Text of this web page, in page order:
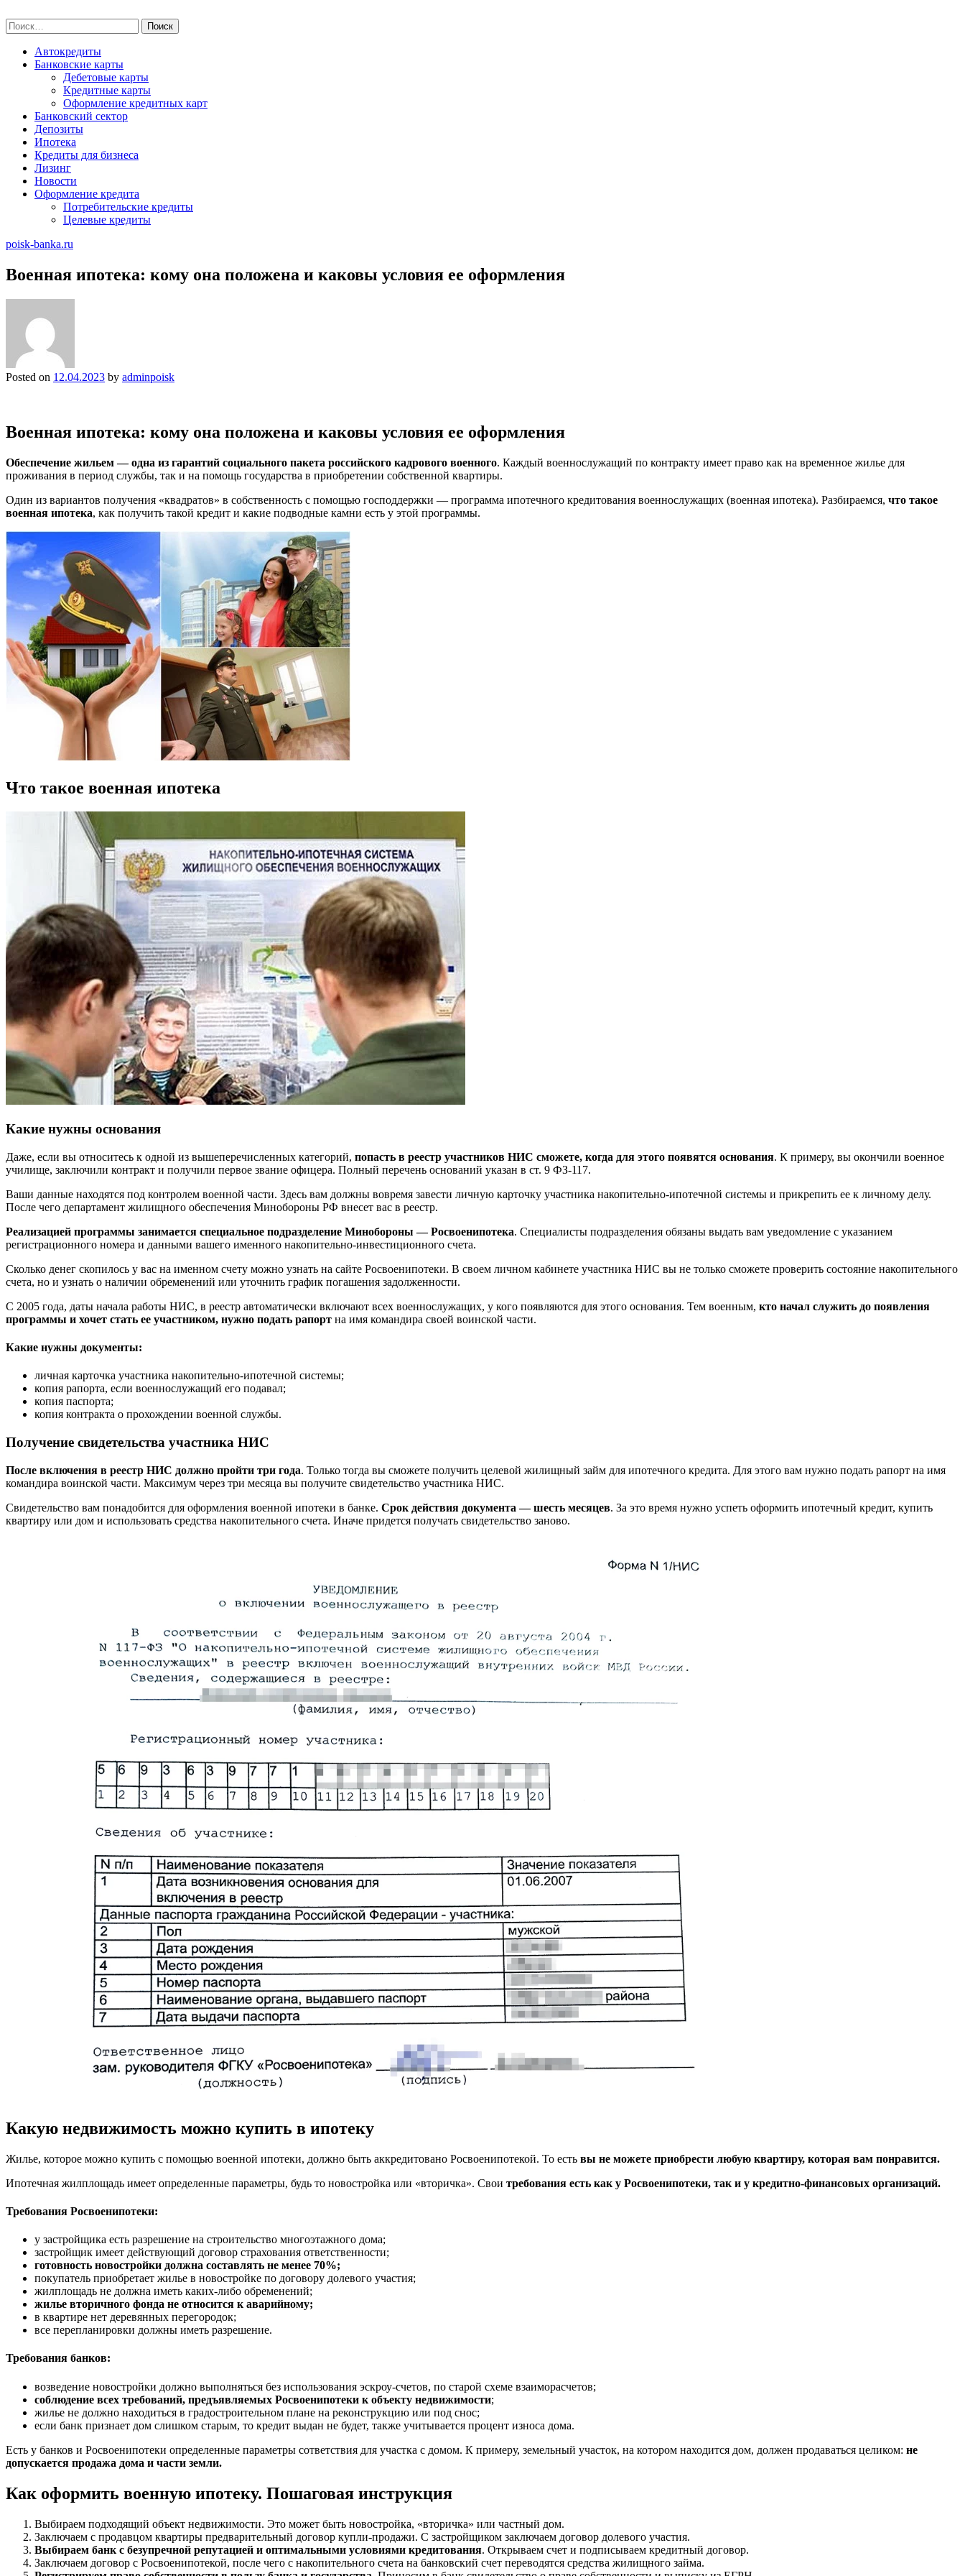
to
content
Найти:
Автокредиты
Банковские карты
Дебетовые карты
Кредитные карты
Оформление кредитных карт
Банковский сектор
Депозиты
Ипотека
Кредиты для бизнеса
Лизинг
Новости
Оформление кредита
Потребительские кредиты
Целевые кредиты
poisk-banka.ru
Военная ипотека: кому она положена и каковы условия ее оформления
Posted on 12.04.2023 by adminpoisk
Военная ипотека: кому она положена и каковы условия ее оформления
Обеспечение жильем — одна из гарантий социального пакета российского кадрового военного. Каждый военнослужащий по контракту имеет право как на временное жилье для
проживания в период службы, так и на помощь государства в приобретении собственной квартиры.
Один из вариантов получения «квадратов» в собственность с помощью господдержки — программа ипотечного кредитования военнослужащих (военная ипотека). Разбираемся, что такое
военная ипотека, как получить такой кредит и какие подводные камни есть у этой программы.
Что такое военная ипотека
Какие нужны основания
Даже, если вы относитесь к одной из вышеперечисленных категорий, попасть в реестр участников НИС сможете, когда для этого появятся основания. К примеру, вы окончили военное
училище, заключили контракт и получили первое звание офицера. Полный перечень оснований указан в ст. 9 ФЗ-117.
Ваши данные находятся под контролем военной части. Здесь вам должны вовремя завести личную карточку участника накопительно-ипотечной системы и прикрепить ее к личному делу.
После чего департамент жилищного обеспечения Минобороны РФ внесет вас в реестр.
Реализацией программы занимается специальное подразделение Минобороны — Росвоенипотека. Специалисты подразделения обязаны выдать вам уведомление с указанием
регистрационного номера и данными вашего именного накопительно-инвестиционного счета.
Сколько денег скопилось у вас на именном счету можно узнать на сайте Росвоенипотеки. В своем личном кабинете участника НИС вы не только сможете проверить состояние накопительного
счета, но и узнать о наличии обременений или уточнить график погашения задолженности.
С 2005 года, даты начала работы НИС, в реестр автоматически включают всех военнослужащих, у кого появляются для этого основания. Тем военным, кто начал служить до появления
программы и хочет стать ее участником, нужно подать рапорт на имя командира своей воинской части.
Какие нужны документы:
личная карточка участника накопительно-ипотечной системы;
копия рапорта, если военнослужащий его подавал;
копия паспорта;
копия контракта о прохождении военной службы.
Получение свидетельства участника НИС
После включения в реестр НИС должно пройти три года. Только тогда вы сможете получить целевой жилищный займ для ипотечного кредита. Для этого вам нужно подать рапорт на имя
командира воинской части. Максимум через три месяца вы получите свидетельство участника НИС.
Свидетельство вам понадобится для оформления военной ипотеки в банке. Срок действия документа — шесть месяцев. За это время нужно успеть оформить ипотечный кредит, купить
квартиру или дом и использовать средства накопительного счета. Иначе придется получать свидетельство заново.
Какую недвижимость можно купить в ипотеку
Жилье, которое можно купить с помощью военной ипотеки, должно быть аккредитовано Росвоенипотекой. То есть вы не можете приобрести любую квартиру, которая вам понравится.
Ипотечная жилплощадь имеет определенные параметры, будь то новостройка или «вторичка». Свои требования есть как у Росвоенипотеки, так и у кредитно-финансовых организаций.
Требования Росвоенипотеки:
у застройщика есть разрешение на строительство многоэтажного дома;
застройщик имеет действующий договор страхования ответственности;
готовность новостройки должна составлять не менее 70%;
покупатель приобретает жилье в новостройке по договору долевого участия;
жилплощадь не должна иметь каких-либо обременений;
жилье вторичного фонда не относится к аварийному;
в квартире нет деревянных перегородок;
все перепланировки должны иметь разрешение.
Требования банков:
возведение новостройки должно выполняться без использования эскроу-счетов, по старой схеме взаиморасчетов;
соблюдение всех требований, предъявляемых Росвоенипотеки к объекту недвижимости;
жилье не должно находиться в градостроительном плане на реконструкцию или под снос;
если банк признает дом слишком старым, то кредит выдан не будет, также учитывается процент износа дома.
Есть у банков и Росвоенипотеки определенные параметры сответствия для участка с домом. К примеру, земельный участок, на котором находится дом, должен продаваться целиком: не
допускается продажа дома и части земли.
Как оформить военную ипотеку. Пошаговая инструкция
Выбираем подходящий объект недвижимости. Это может быть новостройка, «вторичка» или частный дом.
Заключаем с продавцом квартиры предварительный договор купли-продажи. С застройщиком заключаем договор долевого участия.
Выбираем банк с безупречной репутацией и оптимальными условиями кредитования. Открываем счет и подписываем кредитный договор.
Заключаем договор с Росвоенипотекой, после чего с накопительного счета на банковский счет переводятся средства жилищного займа.